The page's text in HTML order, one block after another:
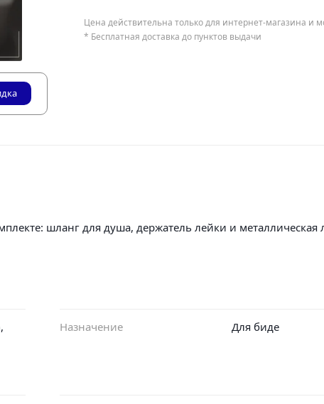
Цена действительна только для интернет-магазина и
* Бесплатная доставка до пунктов выдачи
шланг для душа, держатель лейки и металлическая
Назначение Для биде